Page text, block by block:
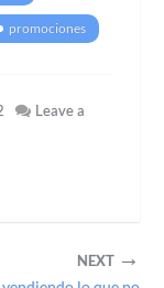
promociones
Leave a
NEXT →